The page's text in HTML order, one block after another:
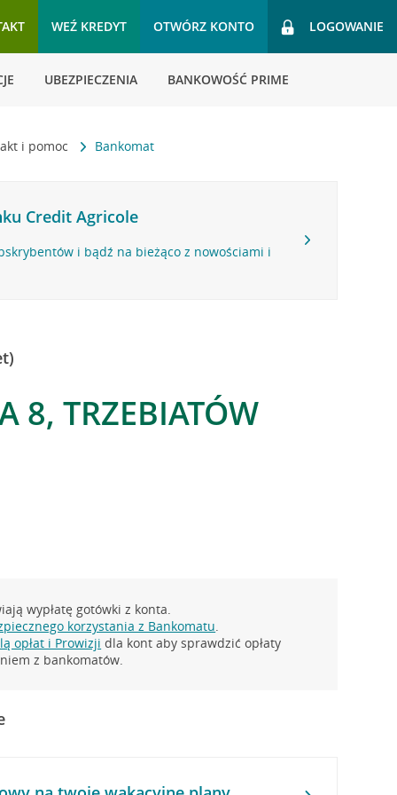
WEŹ KREDYT OTWÓRZ KONTO LOGOWANIE
UBEZPIECZENIA BANKOWOŚĆ PRIME
i pomoc Bankomat
Credit Agricole
i bądź na bieżąco z nowościami i
8, TRZEBIATÓW
wypłatę gotówki z konta.
korzystania z Bankomatu.
opłat i Prowizji dla kont aby sprawdzić opłaty
z bankomatów.